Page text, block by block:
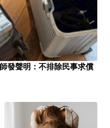
發聲明：不排除民事求償